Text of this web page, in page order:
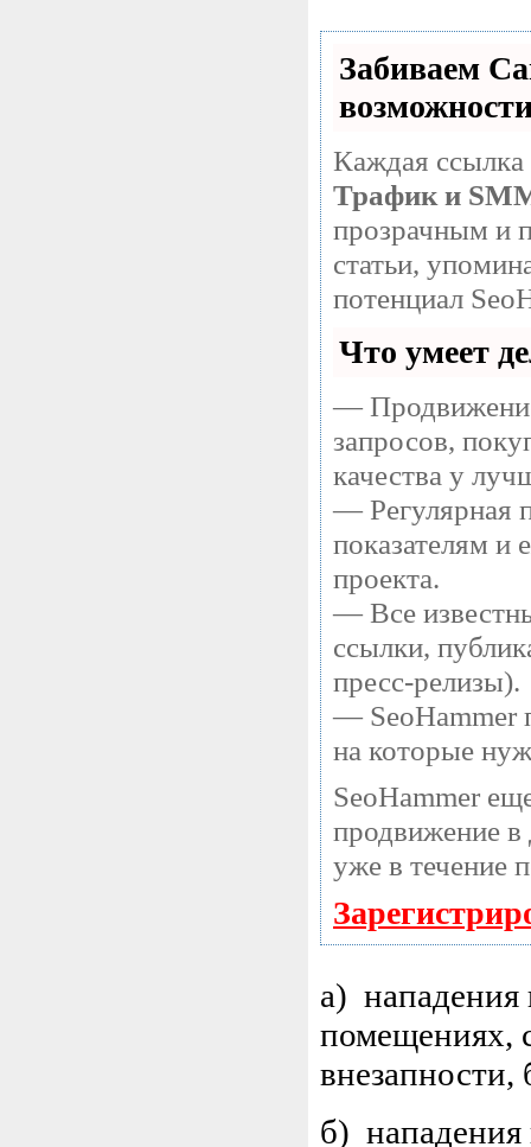
Забиваем
Каждая ссылка
Трафик и
прозрачным и
статьи,
потенциал
Что умеет
—
запросов,
качества у
— Регулярная
показателям и
проекта.
— Все
ссылки,
пресс-релизы).
— SeoHammer
на которые
SeoHammer
продвижение в
уже в течение
а) нападения
помещениях,
внезапности,
б) нападения